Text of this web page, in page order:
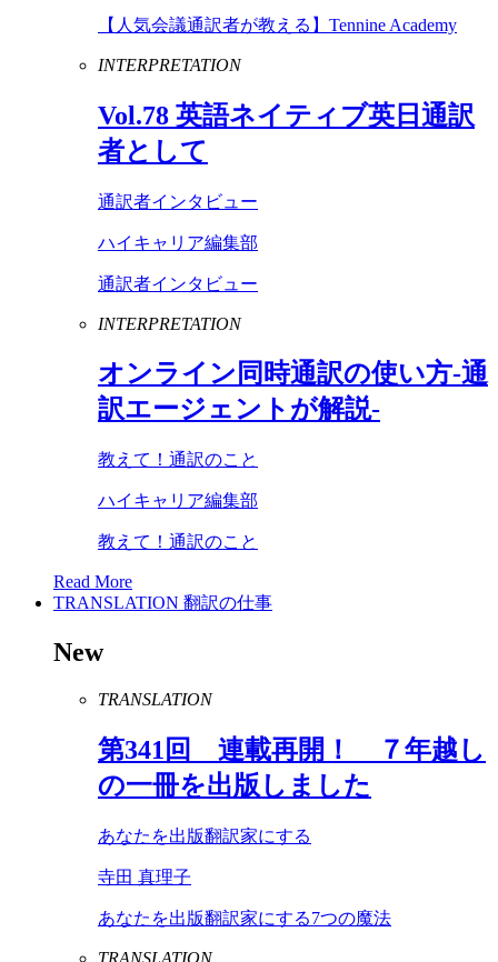
【人気会議通訳者が教える】Tennine Academy
INTERPRETATION
Vol.78 英語ネイティブ英日通訳
者として
通訳者インタビュー
ハイキャリア編集部
通訳者インタビュー
INTERPRETATION
オンライン同時通訳の使い方-通
訳エージェントが解説-
教えて！通訳のこと
ハイキャリア編集部
教えて！通訳のこと
Read More
TRANSLATION 翻訳の仕事
New
TRANSLATION
第341 回 連載再開！ ７年越し
の一冊を出版しました
あなたを出版翻訳家にする
寺田 真理子
あなたを出版翻訳家にする7つの魔法
TRANSLATION